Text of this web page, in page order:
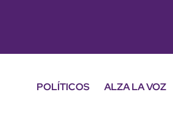
POLÍTICOS ALZA LA VOZ